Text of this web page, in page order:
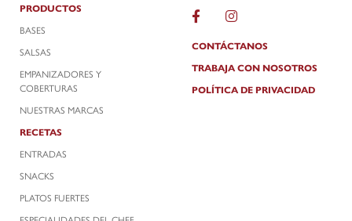
PRODUCTOS
BASES
SALSAS
EMPANIZADORES Y
COBERTURAS
NUESTRAS MARCAS
RECETAS
ENTRADAS
SNACKS
PLATOS FUERTES
CONTÁCTANOS
TRABAJA CON NOSOTROS
POLÍTICA DE PRIVACIDAD